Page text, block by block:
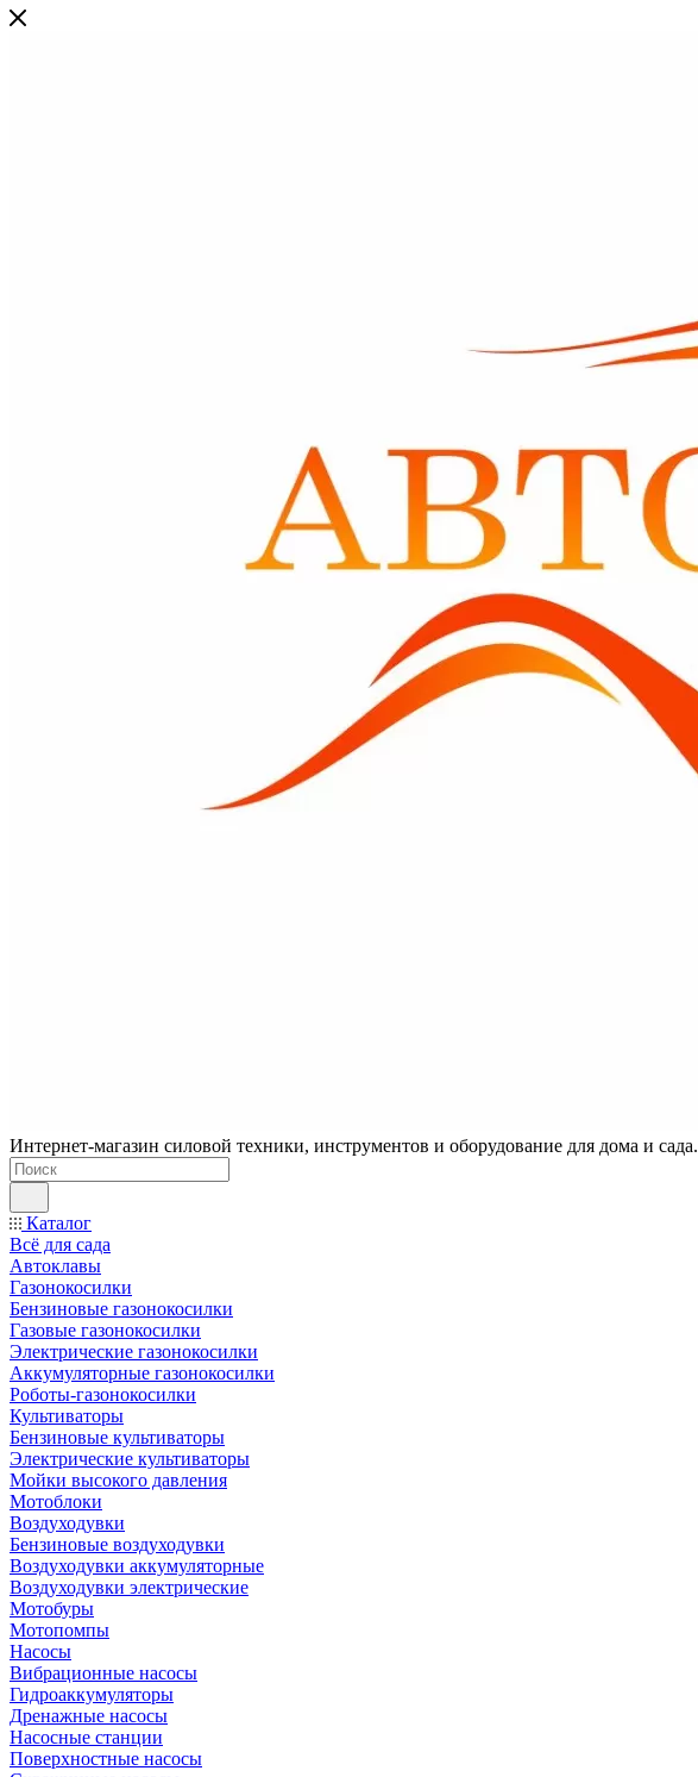
Интернет-магазин силовой техники, инструментов и оборудование для дома и сада.
Каталог
Всё для сада
Автоклавы
Газонокосилки
Бензиновые газонокосилки
Газовые газонокосилки
Электрические газонокосилки
Аккумуляторные газонокосилки
Роботы-газонокосилки
Культиваторы
Бензиновые культиваторы
Электрические культиваторы
Мойки высокого давления
Мотоблоки
Воздуходувки
Бензиновые воздуходувки
Воздуходувки аккумуляторные
Воздуходувки электрические
Мотобуры
Мотопомпы
Насосы
Вибрационные насосы
Гидроаккумуляторы
Дренажные насосы
Насосные станции
Поверхностные насосы